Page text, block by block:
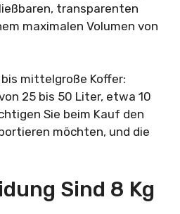
transparenten
maximalen Volumen von
mittelgroße Koffer:
25 bis 50 Liter, etwa 10
Sie beim Kauf den
möchten, und die
Sind 8 Kg